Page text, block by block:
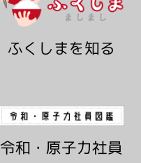
ふくしまを知る
令和・原子力社員